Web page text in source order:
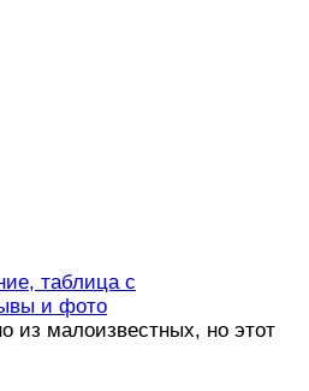
таблица с
и фото
из малоизвестных, но этот